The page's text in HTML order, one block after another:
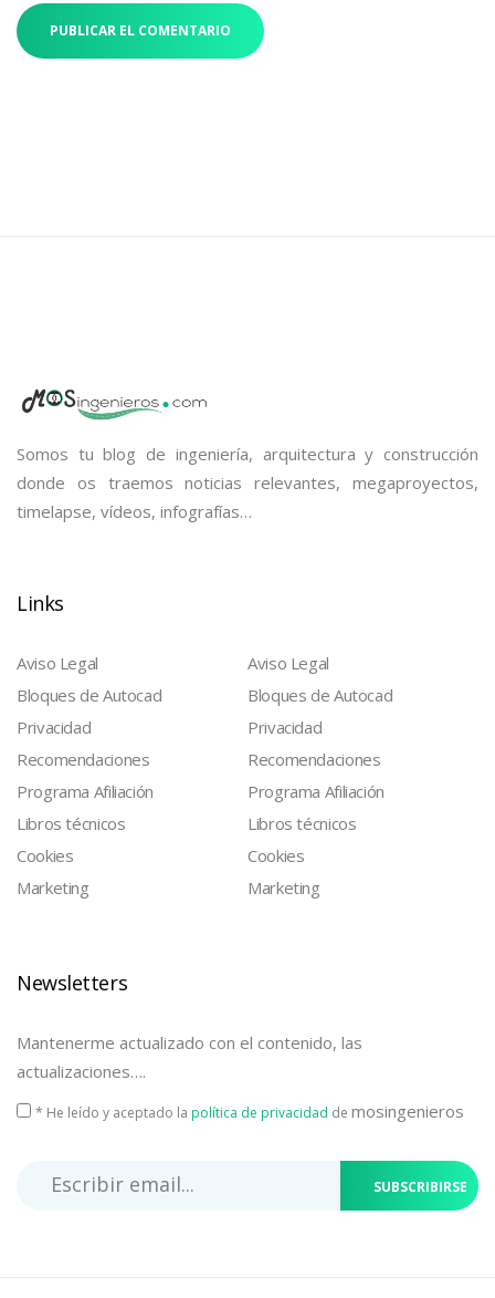
Somos tu blog de ingeniería, arquitectura y construcción
donde os traemos noticias relevantes, megaproyectos,
timelapse, vídeos, infografías…
Links
Aviso Legal
Aviso Legal
Bloques de Autocad
Bloques de Autocad
Privacidad
Privacidad
Recomendaciones
Recomendaciones
Programa Afiliación
Programa Afiliación
Libros técnicos
Libros técnicos
Cookies
Cookies
Marketing
Marketing
Newsletters
Mantenerme actualizado con el contenido, las
actualizaciones….
* He leído y aceptado la política de privacidad de mosingenieros
SUBSCRIBIRSE